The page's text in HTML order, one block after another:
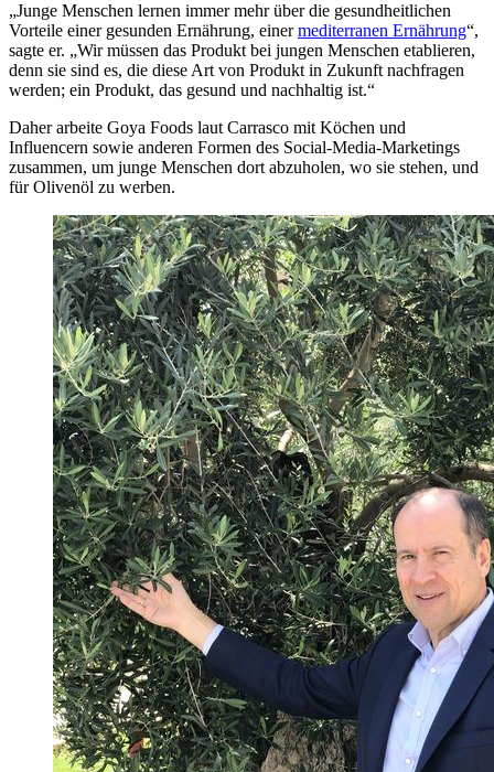
„Junge Menschen lernen immer mehr über die gesundheitlichen
Vorteile einer gesunden Ernährung, einermediterranen Ernährung“,
sagte er. „Wir müssen das Produkt bei jungen Menschen etablieren,
denn sie sind es, die diese Art von Produkt in Zukunft nachfragen
werden; ein Produkt, das gesund und nachhaltig ist.“
Daher arbeite Goya Foods laut Carrasco mit Köchen und
Influencern sowie anderen Formen des Social-Media-Marketings
zusammen, um junge Menschen dort abzuholen, wo sie stehen, und
für Olivenöl zu werben.